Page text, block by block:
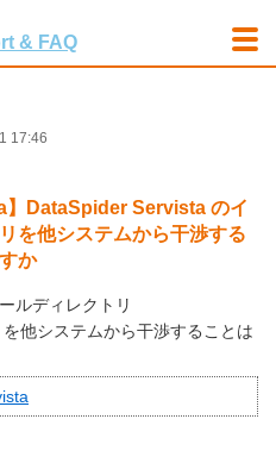
17:46
】DataSpider Servista のイ
を他システムから干渉する
か
ルディレクトリ
を他システムから干渉することは